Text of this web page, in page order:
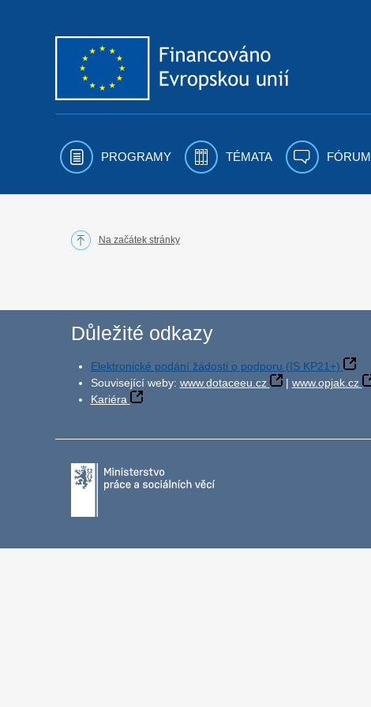
PROGRAMY TÉMATA FÓRUM
Na začátek stránky
Důležité odkazy
Elektronické podání žádosti o podporu (IS KP21+)
Související weby: www.dotaceeu.cz | www.opjak.cz
Kariéra